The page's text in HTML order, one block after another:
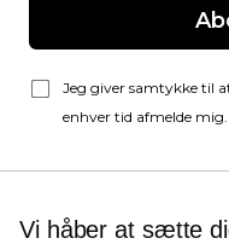
Jeg giver samtykke til
enhver tid afmelde mig.
Vi håber at sætte